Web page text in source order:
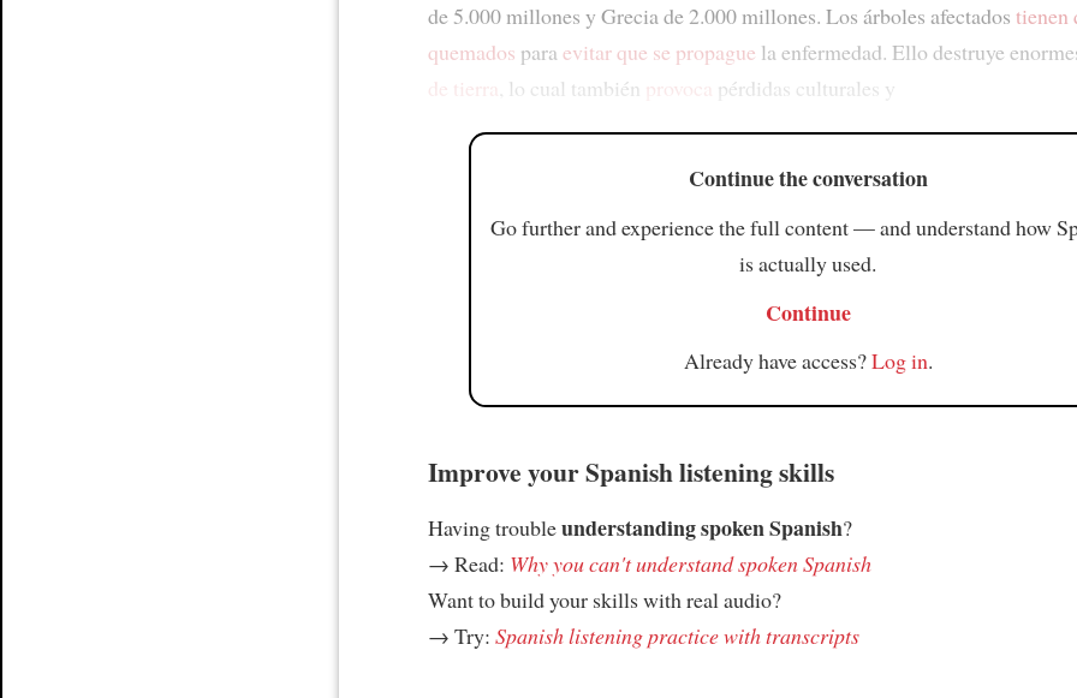
de 5.000 millones y Grecia de 2.000 millones. Los árboles afectados tienen
quemados paraevitar que se propague la enfermedad. Ello destruye
de tierra , lo cual también provoca pérdidas culturales y
Continue the conversation
Go further and experience the full content — and understand how
is actually used.
Continue
Already have access?Log in.
Improve your Spanish listening skills
Having troubleunderstanding spoken Spanish?
→ Read: Why you can't understand spoken Spanish
Want to build your skills with real audio?
→ Try: Spanish listening practice with transcripts